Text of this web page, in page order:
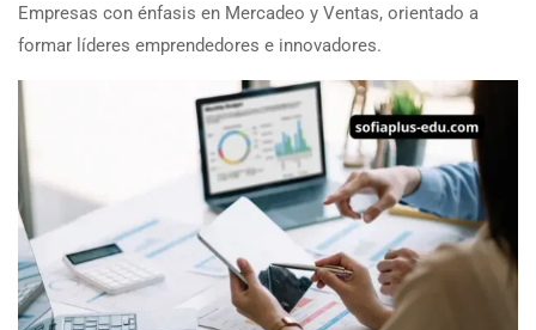
Empresas con énfasis en Mercadeo y Ventas, orientado a
formar líderes emprendedores e innovadores.